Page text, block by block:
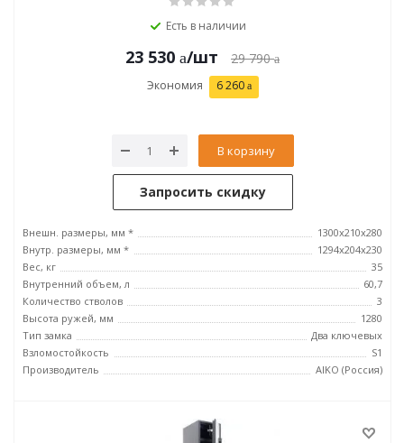
Есть в наличии
23 530 /шт 29 790
Экономия 6 260
В корзину
Запросить скидку
Внешн. размеры, мм *
1300x210x280
Внутр. размеры, мм *
1294x204x230
Вес, кг
35
Внутренний объем, л
60,7
Количество стволов
3
Высота ружей, мм
1280
Тип замка
Два ключевых
Взломостойкость
S1
Производитель
AIKO (Россия)